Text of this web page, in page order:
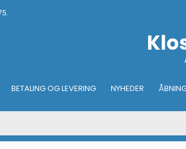
BETALING OG LEVERING NYHEDER